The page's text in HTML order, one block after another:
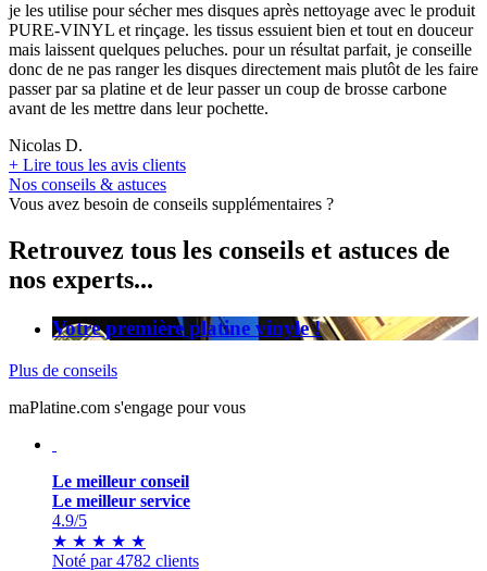
je les utilise pour sécher mes disques après nettoyage avec le produit
PURE-VINYL et rinçage. les tissus essuient bien et tout en douceur
mais laissent quelques peluches. pour un résultat parfait, je conseille
donc de ne pas ranger les disques directement mais plutôt de les faire
passer par sa platine et de leur passer un coup de brosse carbone
avant de les mettre dans leur pochette.
Nicolas D.
+ Lire tous les avis clients
Nos conseils & astuces
Vous avez besoin de conseils supplémentaires ?
Retrouvez tous les conseils et astuces de
nos experts...
Votre première platine vinyle !
Plus de conseils
maPlatine.com s'engage pour vous
Le meilleur conseil
Le meilleur service
4.9/5
★ ★ ★ ★ ★
Noté par 4782 clients